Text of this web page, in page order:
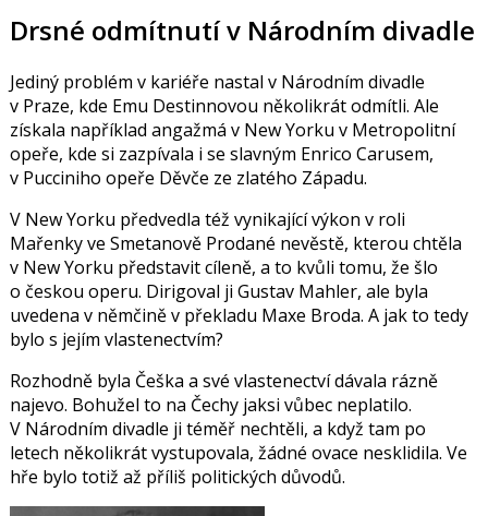
Drsné odmítnutí v Národním divadle
Jediný problém v kariéře nastal v Národním divadle
v Praze, kde Emu Destinnovou několikrát odmítli. Ale
získala například angažmá v New Yorku v Metropolitní
opeře, kde si zazpívala i se slavným Enrico Carusem,
v Pucciniho opeře Děvče ze zlatého Západu.
V New Yorku předvedla též vynikající výkon v roli
Mařenky ve Smetanově Prodané nevěstě, kterou chtěla
v New Yorku představit cíleně, a to kvůli tomu, že šlo
o českou operu. Dirigoval ji Gustav Mahler, ale byla
uvedena v němčině v překladu Maxe Broda. A jak to tedy
bylo s jejím vlastenectvím?
Rozhodně byla Češka a své vlastenectví dávala rázně
najevo. Bohužel to na Čechy jaksi vůbec neplatilo.
V Národním divadle ji téměř nechtěli, a když tam po
letech několikrát vystupovala, žádné ovace nesklidila. Ve
hře bylo totiž až příliš politických důvodů.